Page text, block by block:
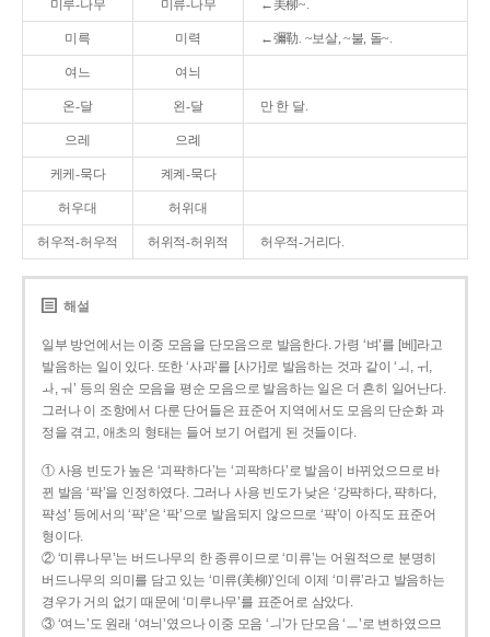
미루-나무 미류-나무 ←美柳~.
미륵 미력 ←彌勒. ~보살, ~불, 돌~.
여느 여늬
온-달 왼-달 만 한 달.
으레 으례
케케-묵다 켸켸-묵다
허우대 허위대
허우적-허우적 허위적-허위적 허우적-거리다.
해설
일부 방언에서는 이중 모음을 단모음으로 발음한다. 가령 ‘벼’를 [베]라고
발음하는 일이 있다. 또한 ‘사과’를 [사가]로 발음하는 것과 같이 ‘ㅚ, ㅟ,
ㅘ, ㅝ’ 등의 원순 모음을 평순 모음으로 발음하는 일은 더 흔히 일어난다.
그러나 이 조항에서 다룬 단어들은 표준어 지역에서도 모음의 단순화 과
정을 겪고, 애초의 형태는 들어 보기 어렵게 된 것들이다.
① 사용 빈도가 높은 ‘괴퍅하다’는 ‘괴팍하다’로 발음이 바뀌었으므로 바
뀐 발음 ‘팍’을 인정하였다. 그러나 사용 빈도가 낮은 ‘강퍅하다, 퍅하다,
퍅성’ 등에서의 ‘퍅’은 ‘팍’으로 발음되지 않으므로 ‘퍅’이 아직도 표준어
형이다.
② ‘미류나무’는 버드나무의 한 종류이므로 ‘미류’는 어원적으로 분명히
버드나무의 의미를 담고 있는 ‘미류(美柳)’인데 이제 ‘미류’라고 발음하는
경우가 거의 없기 때문에 ‘미루나무’를 표준어로 삼았다.
③ ‘여느’도 원래 ‘여늬’였으나 이중 모음 ‘ㅢ’가 단모음 ‘ㅡ’로 변하였으므